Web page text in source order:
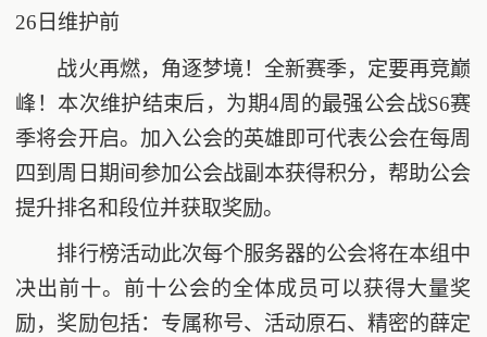
26日维护前
战火再燃，角逐梦境！全新赛季，定要再竞巅
峰！本次维护结束后，为期4周的最强公会战S6赛
季将会开启。加入公会的英雄即可代表公会在每周
四到周日期间参加公会战副本获得积分，帮助公会
提升排名和段位并获取奖励。
排行榜活动此次每个服务器的公会将在本组中
决出前十。前十公会的全体成员可以获得大量奖
励，奖励包括：专属称号、活动原石、精密的薛定